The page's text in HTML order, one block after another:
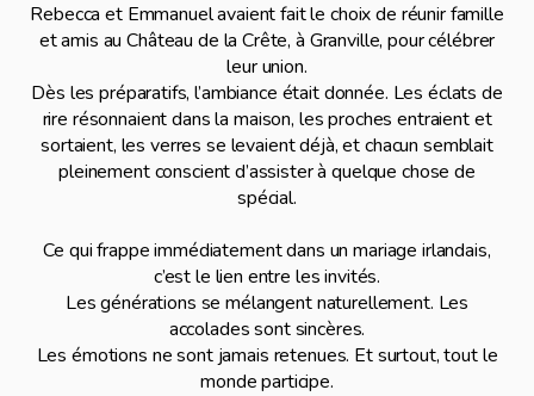
Rebecca et Emmanuel avaient fait le choix de réunir famille
et amis au Château de la Crête, à Granville, pour célébrer
leur union.
Dès les préparatifs, l’ambiance était donnée. Les éclats de
rire résonnaient dans la maison, les proches entraient et
sortaient, les verres se levaient déjà, et chacun semblait
pleinement conscient d’assister à quelque chose de
spécial.
Ce qui frappe immédiatement dans un mariage irlandais,
c’est le lien entre les invités.
Les générations se mélangent naturellement. Les
accolades sont sincères.
Les émotions ne sont jamais retenues. Et surtout, tout le
monde participe.